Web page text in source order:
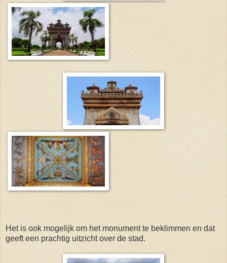
Het is ook mogelijk om het monument te beklimmen en dat
geeft een prachtig uitzicht over de stad.